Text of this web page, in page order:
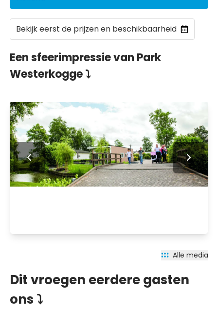
Bekijk eerst de prijzen en beschikbaarheid
Een sfeerimpressie van Park
Westerkogge ⤵
Alle media
Dit vroegen eerdere gasten
ons ⤵